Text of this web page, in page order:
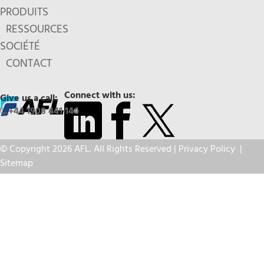
PRODUITS
RESSOURCES
SOCIÉTÉ
CONTACT
Connect with us:
Give us a call:
+44 1908 441 144
© Copyright 2026 AFL. All Rights Reserved | Privacy Policy |
Sitemap